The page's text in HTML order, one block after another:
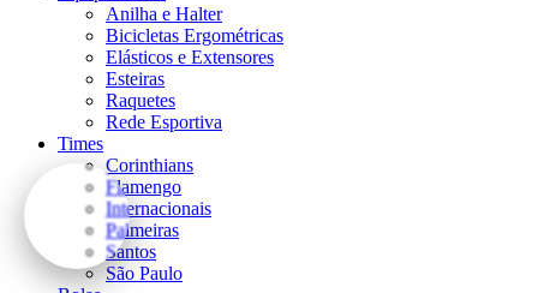
Anilha e Halter
Bicicletas Ergométricas
Elásticos e Extensores
Esteiras
Raquetes
Rede Esportiva
Times
Corinthians
Flamengo
Internacionais
Palmeiras
Santos
São Paulo